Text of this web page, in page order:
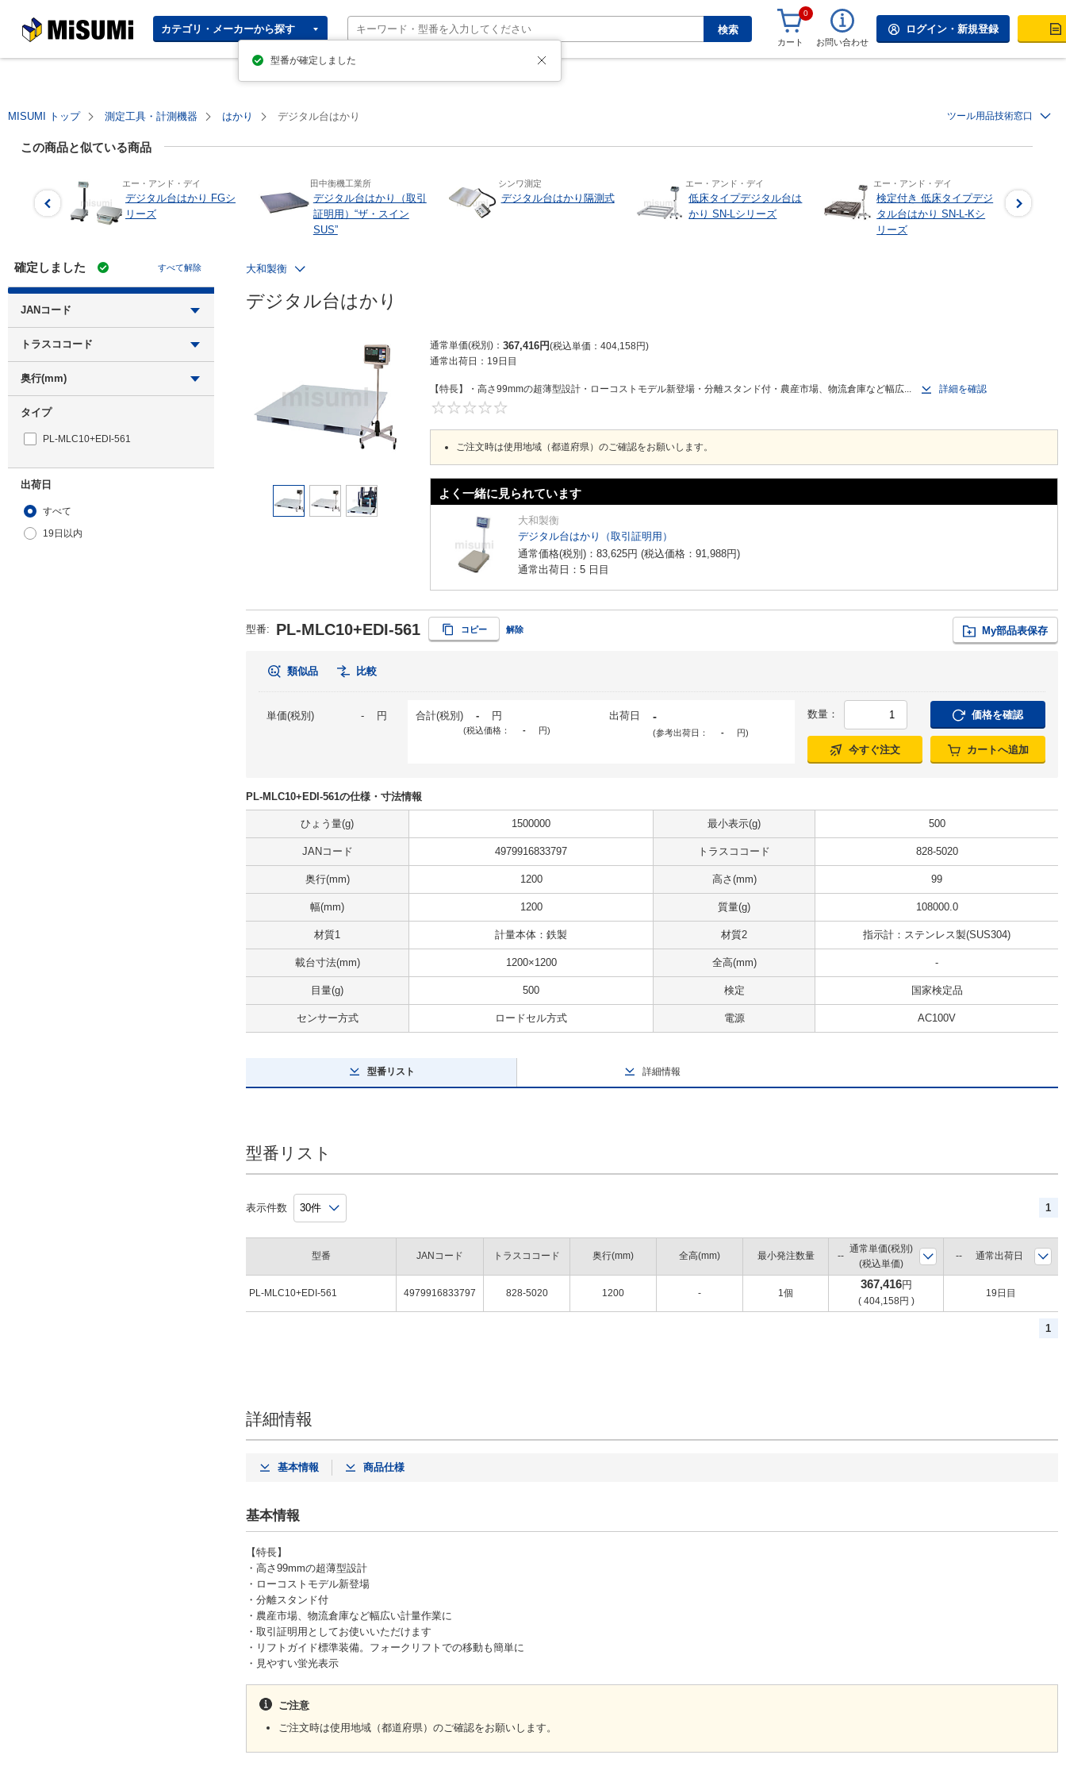
MISUMI | Your Time, Our
Priority
カテゴリ・メーカーから探す 検索 ログイン・新規登録
0
カート お問い合わせ
MISUMI トップ 測定工具・計測機器 はかり デジタル台はかり ツール用品技術窓口
この商品と似ている商品
エー・アンド・デイ
デジタル台はかり FGシ
リーズ
田中衡機工業所
デジタル台はかり（取引
証明用）“ザ・スイン
SUS”
シンワ測定
デジタル台はかり隔測式
エー・アンド・デイ
低床タイプデジタル台は
かり SN-Lシリーズ
エー・アンド・デイ
検定付き 低床タイプデジ
タル台はかり SN-L-Kシ
リーズ
確定しました すべて解除
JANコード
トラスココード
奥行(mm)
1200
タイプ
PL-MLC10+EDI-561
出荷日
すべて
19日以内
大和製衡
デジタル台はかり
通常単価(税別) 367,416円 税込単価 404,158円
通常出荷日： 19日目
【特長】・高さ99mmの超薄型設計・ローコストモデル新登場・分離スタンド付・農産市場、物流倉庫など幅広...
詳細を確認
ご注文時は使用地域（都道府県）のご確認をお願いします。
よく一緒に見られています
大和製衡
デジタル台はかり（取引証明用）
通常価格(税別)： 83,625円 (税込価格： 91,988円)
通常出荷日：5 日目
型番: PL-MLC10+EDI-561 コピー 解除 My部品表保存
類似品 比較
単価(税別) - 円 合計(税別) - 円
(税込価格： - 円)
出荷日 -
(参考出荷日： - 円)
数量： 価格を確認
今すぐ注文 カートへ追加
PL-MLC10+EDI-561の仕様・寸法情報
ひょう量(g) 1500000 最小表示(g) 500
JANコード 4979916833797 トラスココード 828-5020
奥行(mm) 1200 高さ(mm) 99
幅(mm) 1200 質量(g) 108000.0
材質1 計量本体：鉄製 材質2 指示計：ステンレス製(SUS304)
載台寸法(mm) 1200×1200 全高(mm) -
目量(g) 500 検定 国家検定品
センサー方式 ロードセル方式 電源 AC100V
型番リスト 詳細情報
型番リスト
表示件数 1
型番
PL-MLC10+EDI-561
JANコード トラスココード 奥行(mm) 全高(mm) 最小発注数量
4979916833797 828-5020 1200 - 1個
通常単価(税別)
(税込単価)
通常出荷日
367,416円
( 404,158円 )
19日目
1
詳細情報
基本情報 商品仕様
基本情報
【特長】
・高さ99mmの超薄型設計
・ローコストモデル新登場
・分離スタンド付
・農産市場、物流倉庫など幅広い計量作業に
・取引証明用としてお使いいただけます
・リフトガイド標準装備。フォークリフトでの移動も簡単に
・見やすい蛍光表示
ご注意
ご注文時は使用地域（都道府県）のご確認をお願いします。
型番が確定しました